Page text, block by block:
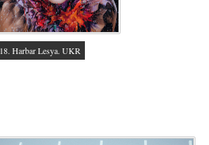
18. Harbar Lesya. UKR